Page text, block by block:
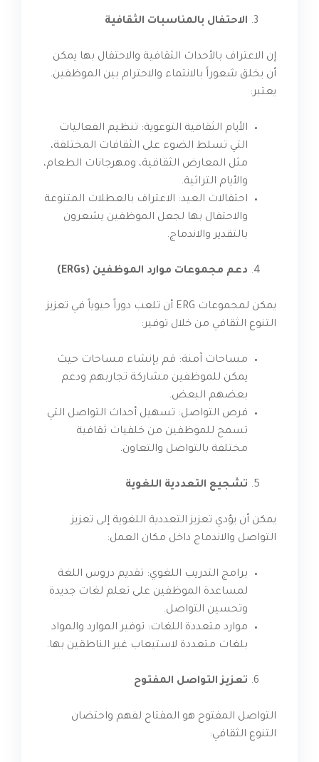
الاحتفال بالمناسبات الثقافية
إن الاعتراف بالأحداث الثقافية والاحتفال بها يمكن
أن يخلق شعوراً بالانتماء والاحترام بين الموظفين.
يعتبر:
الأيام الثقافية التوعوية: تنظيم الفعاليات
التي تسلط الضوء على الثقافات المختلفة،
مثل المعارض الثقافية، ومهرجانات الطعام،
والأيام التراثية.
احتفالات العيد: الاعتراف بالعطلات المتنوعة
والاحتفال بها لجعل الموظفين يشعرون
بالتقدير والاندماج.
دعم مجموعات موارد الموظفين (ERGs)
يمكن لمجموعات ERG أن تلعب دوراً حيوياً في تعزيز
التنوع الثقافي من خلال توفير:
مساحات آمنة: قم بإنشاء مساحات حيث
يمكن للموظفين مشاركة تجاربهم ودعم
بعضهم البعض.
فرص التواصل: تسهيل أحداث التواصل التي
تسمح للموظفين من خلفيات ثقافية
مختلفة بالتواصل والتعاون.
تشجيع التعددية اللغوية
يمكن أن يؤدي تعزيز التعددية اللغوية إلى تعزيز
التواصل والاندماج داخل مكان العمل:
برامج التدريب اللغوي: تقديم دروس اللغة
لمساعدة الموظفين على تعلم لغات جديدة
وتحسين التواصل.
موارد متعددة اللغات: توفير الموارد والمواد
بلغات متعددة لاستيعاب غير الناطقين بها.
تعزيز التواصل المفتوح
التواصل المفتوح هو المفتاح لفهم واحتضان
التنوع الثقافي: